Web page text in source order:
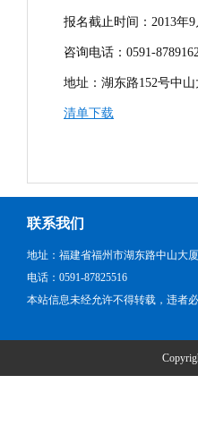
报名截止时间：2013年9
咨询电话：0591-
地址：湖东路152号中山
清单下载
联系我们
地址：福建省福州市湖东路中山大
电话：0591-87825516
本站信息未经允许不得转载，违者